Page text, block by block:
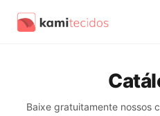
Baixe gratuitamente nossos